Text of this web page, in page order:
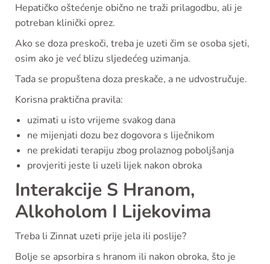
Hepatičko oštećenje obično ne traži prilagodbu, ali je
potreban klinički oprez.
Ako se doza preskoči, treba je uzeti čim se osoba sjeti,
osim ako je već blizu sljedećeg uzimanja.
Tada se propuštena doza preskače, a ne udvostručuje.
Korisna praktična pravila:
uzimati u isto vrijeme svakog dana
ne mijenjati dozu bez dogovora s liječnikom
ne prekidati terapiju zbog prolaznog poboljšanja
provjeriti jeste li uzeli lijek nakon obroka
Interakcije S Hranom,
Alkoholom I Lijekovima
Treba li Zinnat uzeti prije jela ili poslije?
Bolje se apsorbira s hranom ili nakon obroka, što je